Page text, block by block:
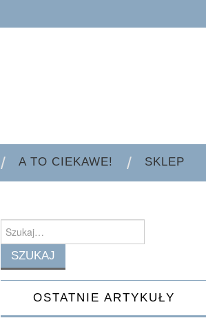
A TO CIEKAWE! SKLEP
Search
for:
OSTATNIE ARTYKUŁY